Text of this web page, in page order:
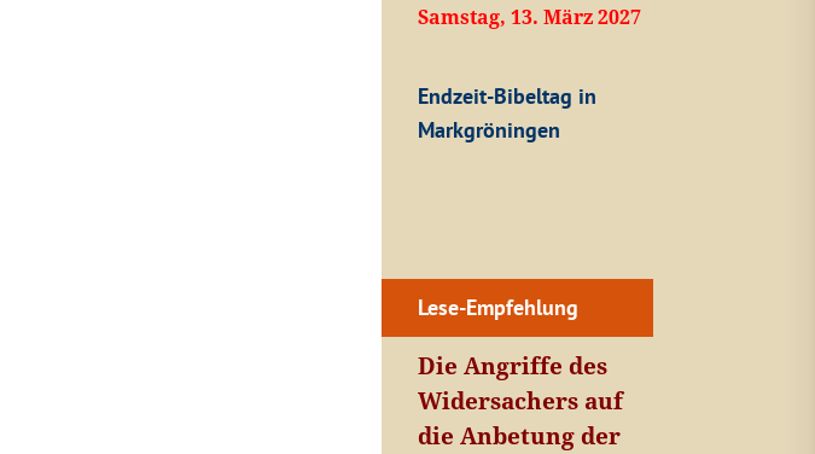
Samstag, 13. März 2027
Endzeit-Bibeltag in
Markgröningen
Lese-Empfehlung
Die Angriffe des
Widersachers auf
die Anbetung der